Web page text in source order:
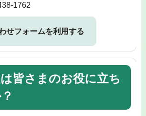
1762
せフォームを利用する
皆さまのお役に立ち